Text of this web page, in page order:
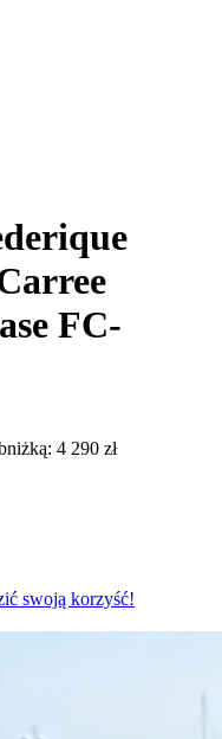
FC-
4 290 zł
swoją korzyść!